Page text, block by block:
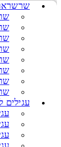
עגילים